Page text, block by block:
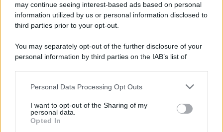
may continue seeing interest-based ads based on personal
information utilized by us or personal information disclosed to
third parties prior to your opt-out.
You may separately opt-out of the further disclosure of your
personal information by third parties on the IAB’s list of
This information may also be disclosed by us to third parties
disclose it to other third parties.
Please note that this website/app uses one or more Google
Personal Data Processing Opt Outs
I want to opt-out of the Sharing of my
personal data.
Opted In